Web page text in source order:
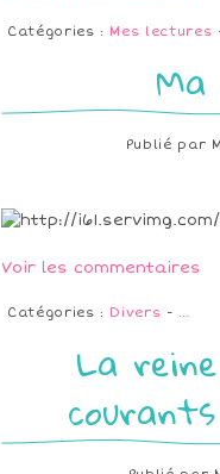
Catégories : Mes lectures
Publié par
Voir les commentaires
Catégories : Divers - …
La